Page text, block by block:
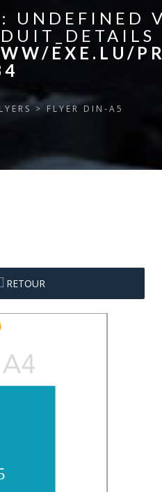
: UNDEFINED
EXE.LU/
> FLYER DIN-A5
RETOUR